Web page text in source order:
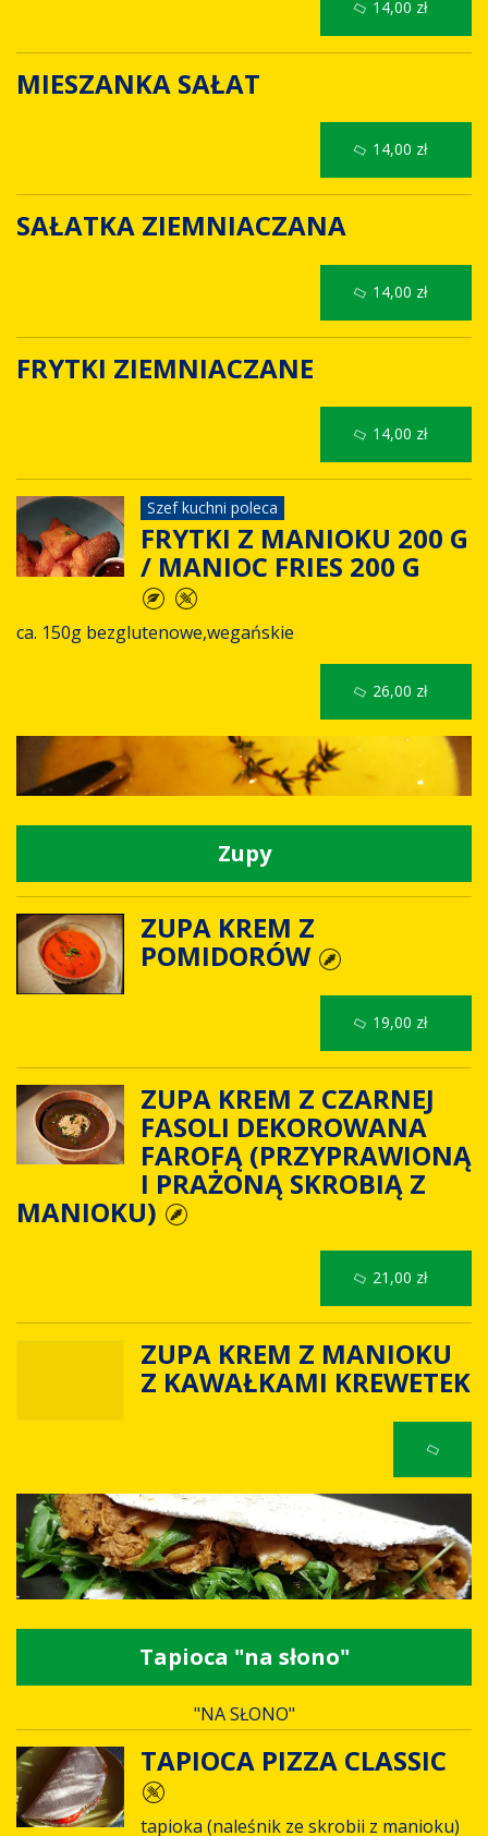
MIESZANKA SAŁAT
SAŁATKA ZIEMNIACZANA
FRYTKI ZIEMNIACZANE
Szef kuchni poleca
FRYTKI Z MANIOKU 200 G
/ MANIOC FRIES 200 G
ca. 150g bezglutenowe,wegańskie
Zupy
ZUPA KREM Z
POMIDORÓW
ZUPA KREM Z CZARNEJ
FASOLI DEKOROWANA
FAROFĄ (PRZYPRAWIONĄ
I PRAŻONĄ SKROBIĄ Z
MANIOKU)
ZUPA KREM Z MANIOKU
Z KAWAŁKAMI KREWETEK
Tapioca "na słono"
"NA SŁONO"
TAPIOCA PIZZA CLASSIC
tapioka (naleśnik ze skrobii z manioku)